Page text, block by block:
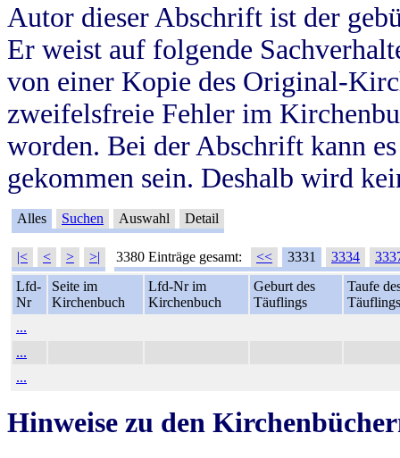
Autor dieser Abschrift ist der
Er weist auf folgende
von einer Kopie des Original-
zweifelsfreie Fehler im
worden. Bei der Abschrift kann
gekommen sein. Deshalb wird
Alles Suchen Auswahl Detail
|< < > >| 3380 Einträge gesamt: << 3331 3334
Lfd-
Nr
Seite im
Kirchenbuch
Lfd-Nr im
Kirchenbuch
Geburt des
Täuflings
Taufe
Täuflings
...
...
...
Hinweise zu den